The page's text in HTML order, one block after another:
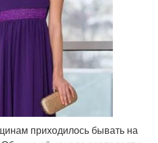
приходилось бывать на